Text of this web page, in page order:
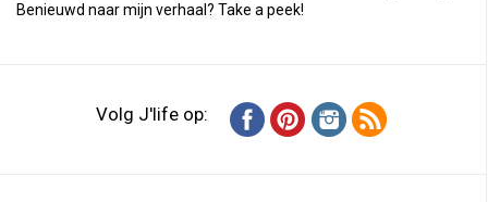
Benieuwd naar mijn verhaal? Take a peek!
Volg J'life op: